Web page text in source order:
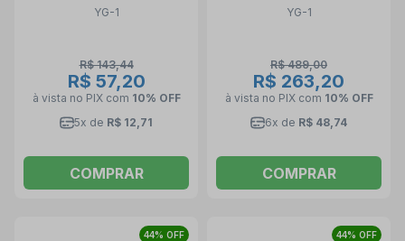
TC124422 YG-1
YG-1
R$ 143,44
R$ 57,20
à vista no PIX com 10% OFF
5x de R$ 12,71
COMPRAR
COMBO TAP YG-1
YG-1
R$ 489,00
R$ 263,20
à vista no PIX com 10% OFF
6x de R$ 48,74
COMPRAR
44% OFF 44% OFF